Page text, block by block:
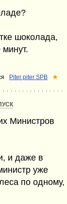
шоколада,
Piter piter SPB ★
Министров
и даже в
уже
по одному,